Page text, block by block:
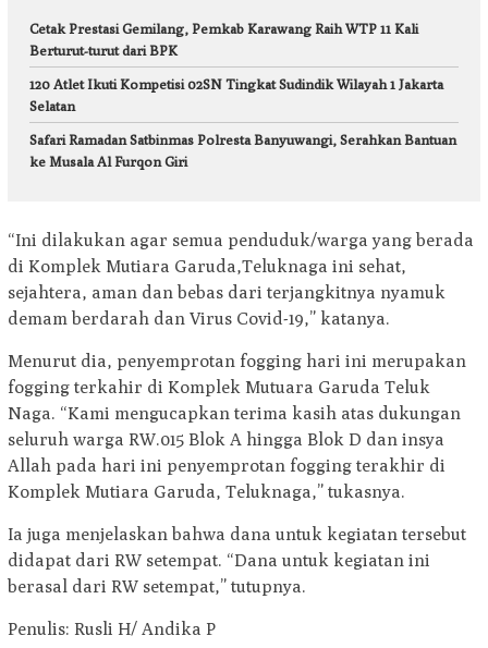
Cetak Prestasi Gemilang, Pemkab Karawang Raih WTP 11 Kali
Berturut-turut dari BPK
120 Atlet Ikuti Kompetisi 02SN Tingkat Sudindik Wilayah 1 Jakarta
Selatan
Safari Ramadan Satbinmas Polresta Banyuwangi, Serahkan Bantuan
ke Musala Al Furqon Giri
“Ini dilakukan agar semua penduduk/warga yang berada
di Komplek Mutiara Garuda,Teluknaga ini sehat,
sejahtera, aman dan bebas dari terjangkitnya nyamuk
demam berdarah dan Virus Covid-19,” katanya.
Menurut dia, penyemprotan fogging hari ini merupakan
fogging terkahir di Komplek Mutuara Garuda Teluk
Naga. “Kami mengucapkan terima kasih atas dukungan
seluruh warga RW.015 Blok A hingga Blok D dan insya
Allah pada hari ini penyemprotan fogging terakhir di
Komplek Mutiara Garuda, Teluknaga,” tukasnya.
Ia juga menjelaskan bahwa dana untuk kegiatan tersebut
didapat dari RW setempat. “Dana untuk kegiatan ini
berasal dari RW setempat,” tutupnya.
Penulis: Rusli H/ Andika P